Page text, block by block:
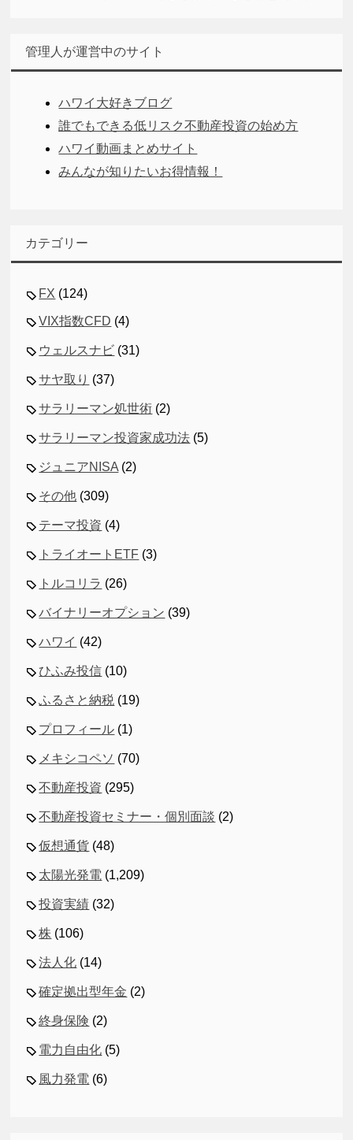
管理人が運営中のサイト
ハワイ大好きブログ
誰でもできる低リスク不動産投資の始め方
ハワイ動画まとめサイト
みんなが知りたいお得情報！
カテゴリー
FX (124)
VIX指数CFD (4)
ウェルスナビ (31)
サヤ取り (37)
サラリーマン処世術 (2)
サラリーマン投資家成功法 (5)
ジュニアNISA (2)
その他 (309)
テーマ投資 (4)
トライオートETF (3)
トルコリラ (26)
バイナリーオプション (39)
ハワイ (42)
ひふみ投信 (10)
ふるさと納税 (19)
プロフィール (1)
メキシコペソ (70)
不動産投資 (295)
不動産投資セミナー・個別面談 (2)
仮想通貨 (48)
太陽光発電 (1,209)
投資実績 (32)
株 (106)
法人化 (14)
確定拠出型年金 (2)
終身保険 (2)
電力自由化 (5)
風力発電 (6)